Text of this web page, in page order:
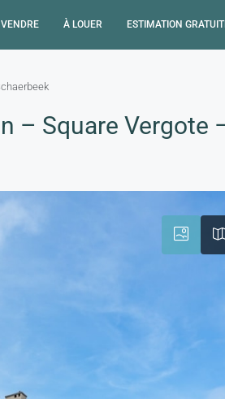
À LOUER ESTIMATION
– Square Vergote